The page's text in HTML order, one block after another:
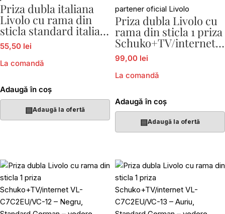
Priza dubla italiana
Livolo cu rama din
sticla standard italian
VL-C3C2CIT-81
55,50 lei
La comandă
Adaugă în coș
▤Adaugă la ofertă
Priza dubla Livolo cu
rama din sticla 1 priza
Schuko+TV/internet
VL-C7C2EU/VC-11
99,00 lei
La comandă
Adaugă în coș
▤Adaugă la ofertă